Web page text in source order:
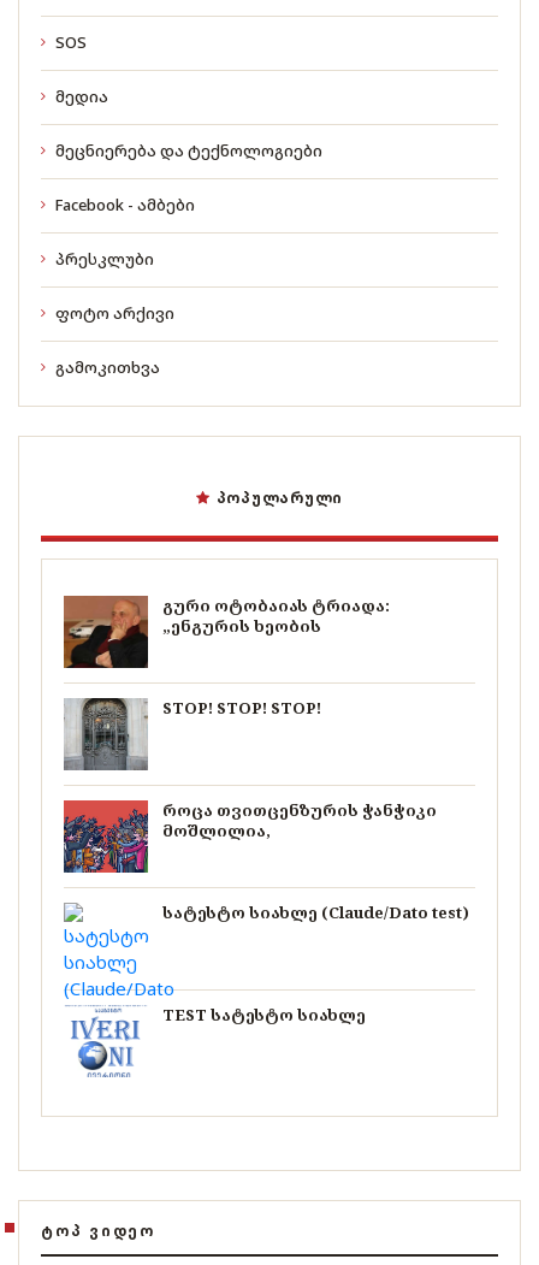
SOS
მედია
მეცნიერება და ტექნოლოგიები
Facebook - ამბები
პრესკლუბი
ფოტო არქივი
გამოკითხვა
ᲞᲝᲞᲣᲚᲐᲠᲣᲚᲘ
გური ოტობაიას ტრიადა:
„ენგურის ხეობის
STOP! STOP! STOP!
როცა თვითცენზურის ჭანჭიკი
მოშლილია,
სატესტო სიახლე (Claude/Dato test)
TEST სატესტო სიახლე
ᲢᲝᲞ ᲕᲘᲓᲔᲝ